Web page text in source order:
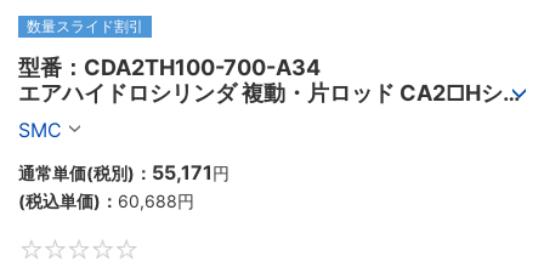
数量スライド割引
型番：CDA2TH100-700-A34
エアハイドロシリンダ 複動・片ロッド CA2□Hシリ
ーズ
SMC
通常単価(税別)： 55,171円
(税込単価)： 60,688円